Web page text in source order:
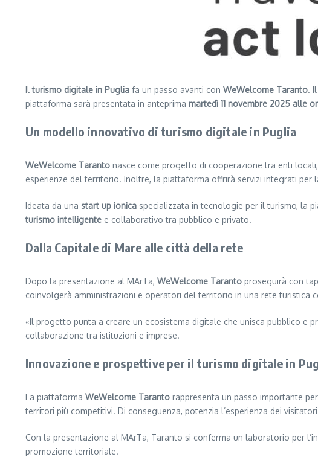
Ilturismo digitale in Puglia fa un passo avanti con WeWelcome Taranto.
piattaforma sarà presentata in anteprima martedì 11 novembre 2025 alle
Un modello innovativo di turismo digitale in Puglia
WeWelcome Taranto nasce come progetto di cooperazione tra enti
esperienze del territorio. Inoltre, la piattaforma offrirà servizi integrati
Ideata da una start up ionica specializzata in tecnologie per il turismo, la
turismo intelligente e collaborativo tra pubblico e privato.
Dalla Capitale di Mare alle città della rete
Dopo la presentazione al MArTa, WeWelcome Taranto proseguirà con
coinvolgerà amministrazioni e operatori del territorio in una rete turistica
«Il progetto punta a creare un ecosistema digitale che unisca pubblico e
collaborazione tra istituzioni e imprese.
Innovazione e prospettive per il turismo digitale in
La piattaforma WeWelcome Taranto rappresenta un passo importante
territori più competitivi. Di conseguenza, potenzia l’esperienza dei
Con la presentazione al MArTa, Taranto si conferma un laboratorio per
promozione territoriale.